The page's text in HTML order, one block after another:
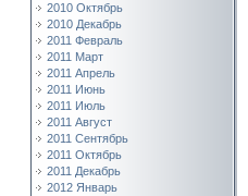
2010 Октябрь
2010 Декабрь
2011 Февраль
2011 Март
2011 Апрель
2011 Июнь
2011 Июль
2011 Август
2011 Сентябрь
2011 Октябрь
2011 Декабрь
2012 Январь